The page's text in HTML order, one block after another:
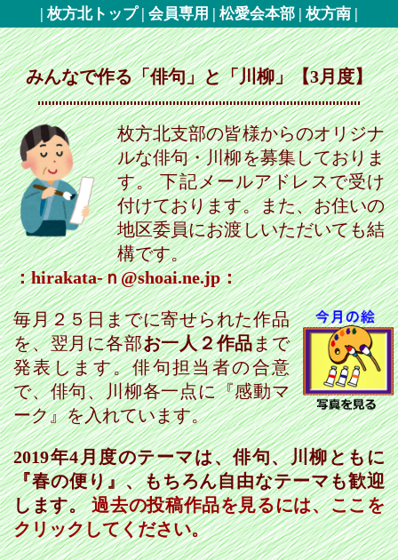
?
みんなで作る「俳句」と「川柳」【3月度】
枚方北支部の皆様からのオリジナ
ルな俳句・川柳を募集しておりま
す。 下記メールアドレスで受け
付けております。また、お住いの
地区委員にお渡しいただいても結
構です。
：hirakata-ｎ@shoai.ne.jp：
毎月２５日までに寄せられた作品
を、翌月に各部お一人２作品まで
発表します。俳句担当者の合意
で、俳句、川柳各一点に『感動マ
ーク』を入れています。
2019年4月度のテーマは、俳句、川柳ともに
『春の便り』、もちろん自由なテーマも歓迎
します。 過去の投稿作品を見るには、ここを
クリックしてください。